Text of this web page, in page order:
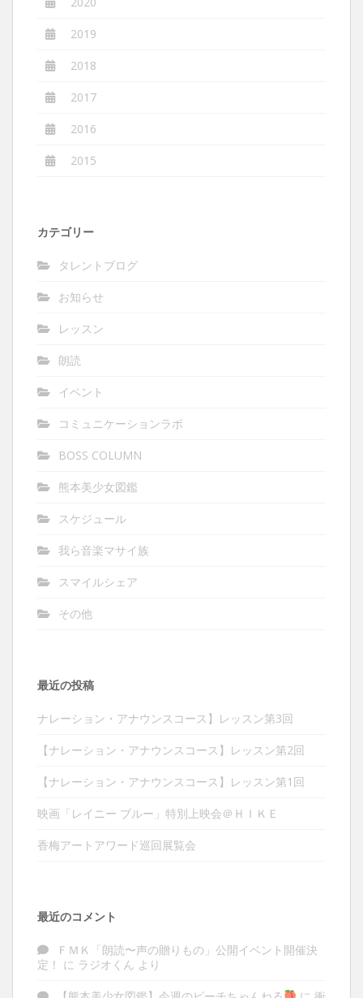
2019
2018
2017
2016
2015
カテゴリー
タレントブログ
お知らせ
レッスン
朗読
イベント
コミュニケーションラボ
BOSS COLUMN
熊本美少女図鑑
スケジュール
我ら音楽マサイ族
スマイルシェア
その他
最近の投稿
ナレーション・アナウンスコース】レッスン第3回
【ナレーション・アナウンスコース】レッスン第2回
【ナレーション・アナウンスコース】レッスン第1回
映画「レイニー ブルー」特別上映会＠ＨＩＫＥ
香梅アートアワード巡回展覧会
最近のコメント
ＦＭＫ「朗読〜声の贈りもの」公開イベント開催決
定！ に ラジオくん より